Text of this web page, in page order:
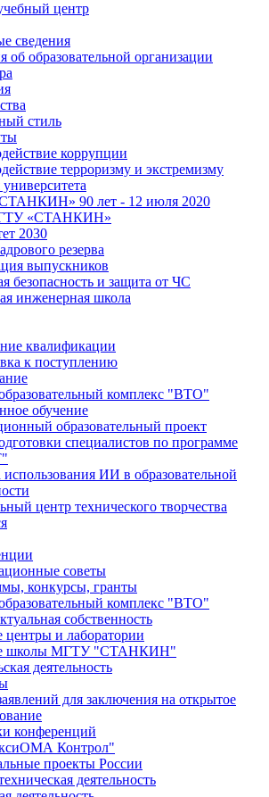
центр
сведения
об образовательной организации
стиль
коррупции
терроризму и экстремизму
90 лет - 12 июля 2020
«СТАНКИН»
2030
резерва
выпускников
безопасность и защита от ЧС
инженерная школа
квалификации
к поступлению
комплекс "ВТО"
обучение
образовательный проект
специалистов по программе
ИИ в образовательной
центр технического творчества
советы
конкурсы, гранты
комплекс "ВТО"
собственность
центры и лаборатории
школы МГТУ "СТАНКИН"
деятельность
для заключения на открытое
конференций
Контрол"
проекты России
деятельность